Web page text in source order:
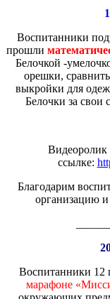
Воспитанники
прошли
Белочкой -
орешки,
выкройки для
Белочки за свои
ссылке:
Благодарим
организацию
Воспитанники 12
марафоне